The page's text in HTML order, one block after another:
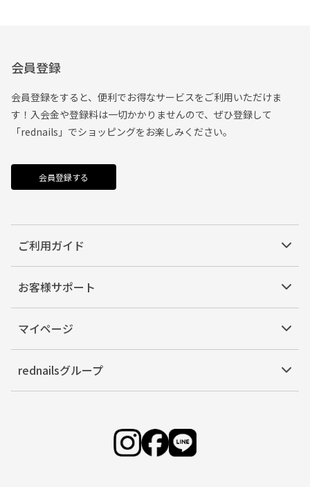
会員登録
会員登録をすると、便利でお得なサービスをご利用いただけま
す！入会金や登録料は一切かかりませんので、ぜひ登録して
「rednails」でショッピングをお楽しみください。
会員登録する
ご利用ガイド
お客様サポート
マイページ
rednailsグループ